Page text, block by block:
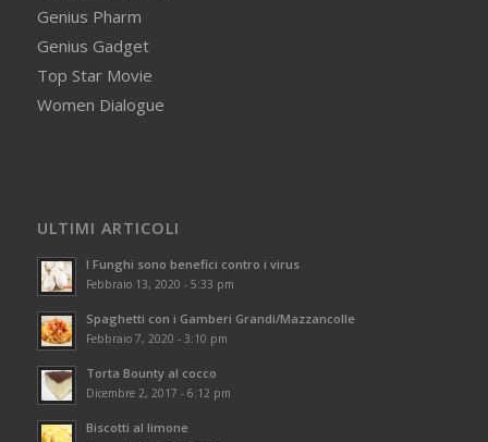
Genius Pharm
Genius Gadget
Top Star Movie
Women Dialogue
ULTIMI ARTICOLI
I Funghi sono benefici contro i virus
Febbraio 13, 2020 - 5:33 pm
Spaghetti con i Gamberi Grandi/Mazzancolle
Febbraio 7, 2020 - 3:10 pm
Torta Bounty al cocco
Dicembre 2, 2017 - 6:12 pm
Biscotti al limone